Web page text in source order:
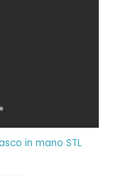
in mano STL